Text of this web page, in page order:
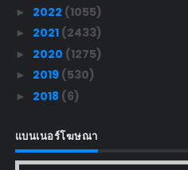
► 2022 (1055)
► 2021 (2433)
► 2020 (1275)
► 2019 (530)
► 2018 (6)
แบนเนอร์โฆษณา